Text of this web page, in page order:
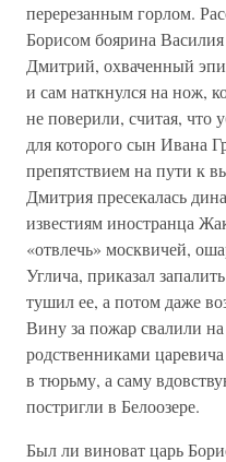
перерезанным горлом.
Борисом боярина
Дмитрий, охваченный
и сам наткнулся на нож,
не поверили, считая,
для которого сын Ивана
препятствием на пути к
Дмитрия пресекалась
известиям иностранца
«отвлечь» москвичей,
Углича, приказал
тушил ее, а потом даже
Вину за пожар свалили
родственниками
в тюрьму, а саму
постригли в Белоозере.
Был ли виноват царь